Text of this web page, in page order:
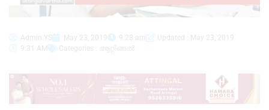
Admin YS May 23, 2019 9:28 am
Updated : May 23, 2019
9:31 AM
Categories : ആറ്റിങ്ങൽ